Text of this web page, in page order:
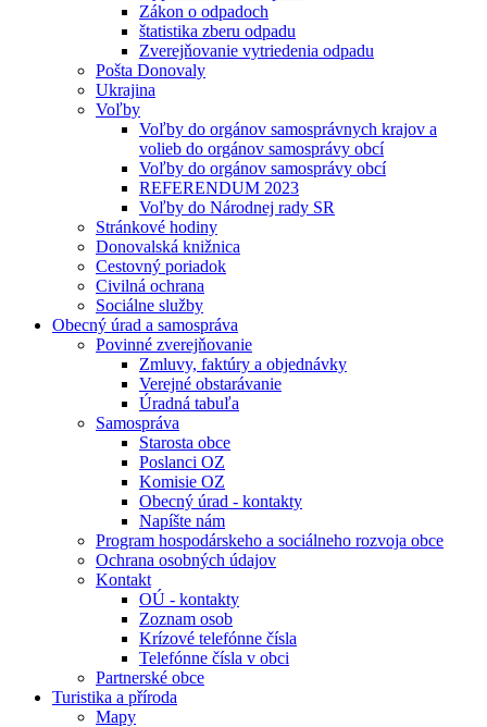
Zákon o odpadoch
štatistika zberu odpadu
Zverejňovanie vytriedenia odpadu
Pošta Donovaly
Ukrajina
Voľby
Voľby do orgánov samosprávnych krajov a
volieb do orgánov samosprávy obcí
Voľby do orgánov samosprávy obcí
REFERENDUM 2023
Voľby do Národnej rady SR
Stránkové hodiny
Donovalská knižnica
Cestovný poriadok
Civilná ochrana
Sociálne služby
Obecný úrad a samospráva
Povinné zverejňovanie
Zmluvy, faktúry a objednávky
Verejné obstarávanie
Úradná tabuľa
Samospráva
Starosta obce
Poslanci OZ
Komisie OZ
Obecný úrad - kontakty
Napíšte nám
Program hospodárskeho a sociálneho rozvoja obce
Ochrana osobných údajov
Kontakt
OÚ - kontakty
Zoznam osob
Krízové telefónne čísla
Telefónne čísla v obci
Partnerské obce
Turistika a příroda
Mapy